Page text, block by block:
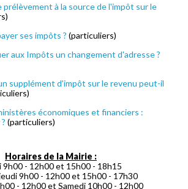
à la source de l'impôt sur le
ses impôts ? (particuliers)
aux Impôts un changement d'adresse ?
supplément d'impôt sur le revenu peut-il
économiques et financiers :
(particuliers)
Horaires de la Mairie :
9h00 - 12h00 et 15h00 - 18h15
9h00 - 12h00 et 15h00 - 17h30
- 12h00 et Samedi 10h00 - 12h00